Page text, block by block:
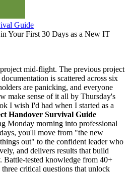
Guide
Your First 30 Days as a New IT
mid-flight. The previous project
is scattered across six
are panicking, and everyone
make sense of it all by Thursday's
I wish I'd had when I started as a
Handover Survival Guide
Monday morning into professional
you'll move from "the new
out" to the confident leader who
and delivers results that build
Battle-tested knowledge from 40+
critical questions that unlock